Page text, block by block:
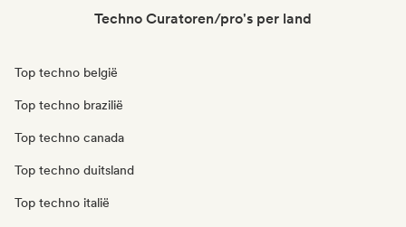
Techno Curatoren/pro's per land
Top techno belgië
Top techno brazilië
Top techno canada
Top techno duitsland
Top techno italië